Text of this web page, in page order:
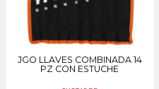
JGO LLAVES COMBINADA 14
PZ CON ESTUCHE